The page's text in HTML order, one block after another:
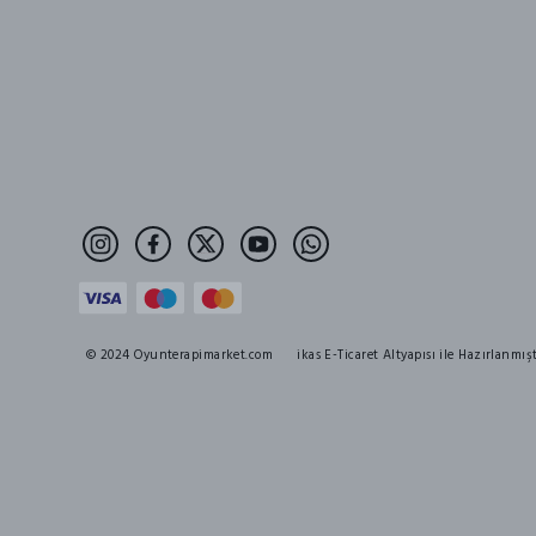
© 2024 Oyunterapimarket.com ikas E-Ticaret Altyapısı ile